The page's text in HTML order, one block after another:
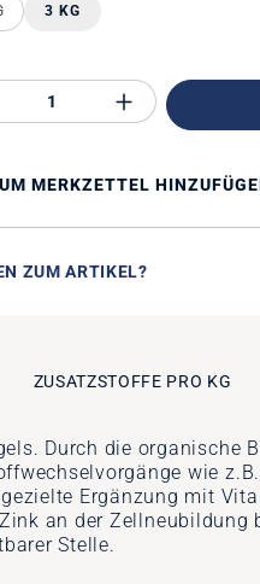
3 KG
Anzahl des
MERKZETTEL
ZUM ARTIKEL?
ZUSATZSTOFFE PRO KG
Durch die organische
wie
Ergänzung mit
an der Zellneubildung
Stelle.